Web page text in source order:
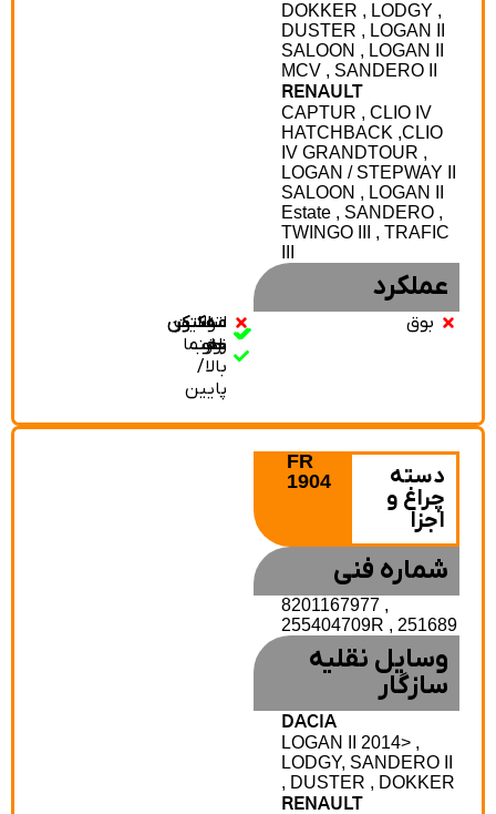
DOKKER , LODGY ,
DUSTER , LOGAN II
SALOON , LOGAN II
MCV , SANDERO II
RENAULT
CAPTUR , CLIO IV
HATCHBACK ,CLIO
IV GRANDTOUR ,
LOGAN / STEPWAY II
SALOON , LOGAN II
Estate , SANDERO ,
TWINGO III , TRAFIC
عملکرد
بوق اتولایت
سلکتور
نور
بالا/
پایین
مه‌شکن
جلو
مه‌شکن
عقب
سلکتور
راهنما
دسته
چراغ و
1904
شماره فنی
8201167977 ,
255404709R , 251689
وسایل نقلیه
سازگار
DACIA
LOGAN II 2014> ,
LODGY, SANDERO II
, DUSTER , DOKKER
RENAULT